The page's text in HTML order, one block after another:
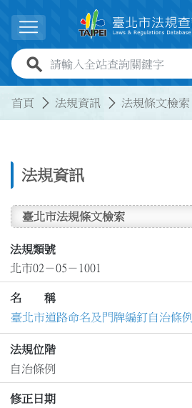
展開選單
全站查詢關鍵字欄位
首頁 法規資訊 法規條文檢索
法規資訊
臺北市法規條文檢索
法規類號
北市02－05－1001
名 稱
臺北市道路命名及門牌編釘自治條例
法規位階
自治條例
修正日期